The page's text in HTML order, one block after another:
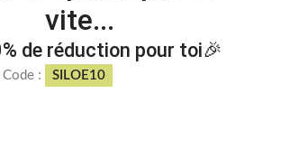
vite...
de réduction pour toi🎉
Code : SILOE10